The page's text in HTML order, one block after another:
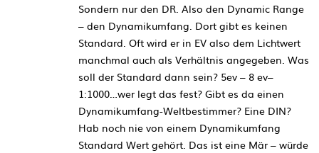
Sondern nur den DR. Also den Dynamic Range
– den Dynamikumfang. Dort gibt es keinen
Standard. Oft wird er in EV also dem Lichtwert
manchmal auch als Verhältnis angegeben. Was
soll der Standard dann sein? 5ev – 8 ev–
1:1000…wer legt das fest? Gibt es da einen
Dynamikumfang-Weltbestimmer? Eine DIN?
Hab noch nie von einem Dynamikumfang
Standard Wert gehört. Das ist eine Mär – würde